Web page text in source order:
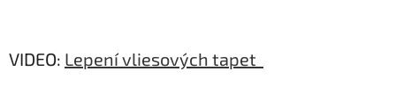
VIDEO: Lepení vliesových tapet